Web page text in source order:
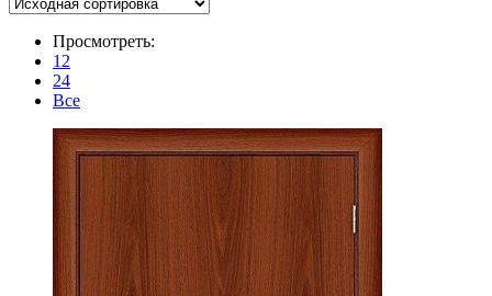
Просмотреть:
12
24
Все